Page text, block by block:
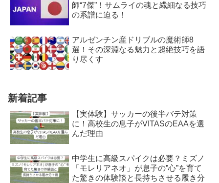
師“7傑”！サムライの魂と繊細なる技巧
の系譜に迫る！
アルゼンチン産ドリブルの魔術師8
選！その深淵なる魅力と超絶技巧を語
り尽くす
新着記事
【実体験】サッカーの後半バテ対策
に！高校生の息子がVITASのEAAを選
んだ理由
中学生に高級スパイクは必要？ミズノ
「モレリアネオ」が息子の”心”を育て
た驚きの体験談と長持ちさせる履き分